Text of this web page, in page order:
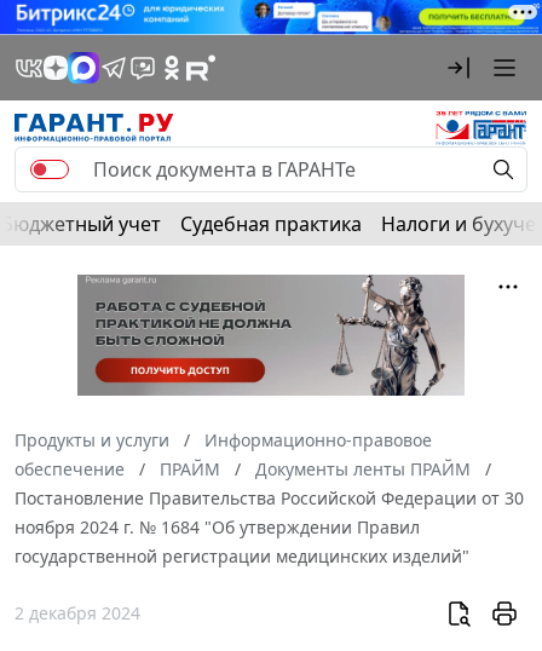
Бюджетный учет Судебная практика Налоги и
Продукты и услуги
Информационно-правовое
обеспечение
ПРАЙМ
Документы ленты ПРАЙМ
Постановление Правительства Российской Федерации от 30
ноября 2024 г. № 1684 "Об утверждении Правил
государственной регистрации медицинских изделий"
2 декабря 2024